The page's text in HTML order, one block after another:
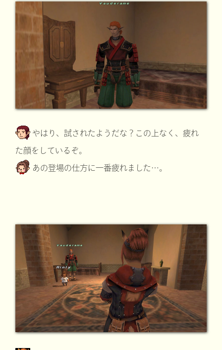
やはり、試されたようだな？この上なく、疲れ
た顔をしているぞ。
あの登場の仕方に一番疲れました…。